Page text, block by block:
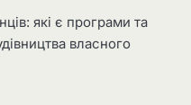
які є програми та
власного